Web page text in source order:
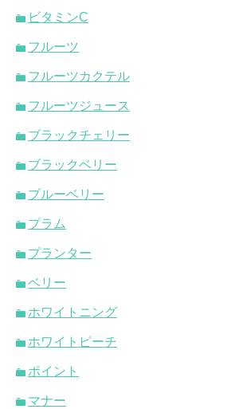
ビタミンC
フルーツ
フルーツカクテル
フルーツジュース
ブラックチェリー
ブラックベリー
ブルーベリー
プラム
プランター
ベリー
ホワイトニング
ホワイトピーチ
ポイント
マナー